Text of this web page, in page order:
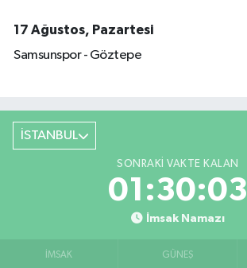
17 Ağustos, Pazartesi
Samsunspor - Göztepe
İSTANBUL
SONRAKI VAKTE KALAN
01:30:03
İmsak Namazı
İMSAK GÜNEŞ